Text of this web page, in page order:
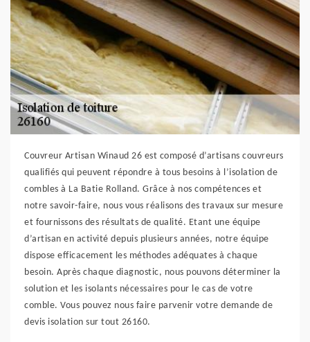
Couvreur Artisan Winaud 26 est composé d’artisans couvreurs
qualifiés qui peuvent répondre à tous besoins à l’isolation de
combles à La Batie Rolland. Grâce à nos compétences et
notre savoir-faire, nous vous réalisons des travaux sur mesure
et fournissons des résultats de qualité. Etant une équipe
d’artisan en activité depuis plusieurs années, notre équipe
dispose efficacement les méthodes adéquates à chaque
besoin. Après chaque diagnostic, nous pouvons déterminer la
solution et les isolants nécessaires pour le cas de votre
comble. Vous pouvez nous faire parvenir votre demande de
devis isolation sur tout 26160.